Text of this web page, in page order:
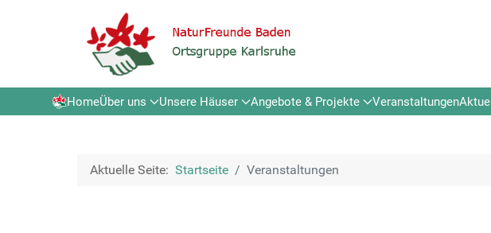
HomeÜber uns Unsere Häuser Angebote & Projekte Veranstaltungen
Aktuelle Seite: Startseite Veranstaltungen